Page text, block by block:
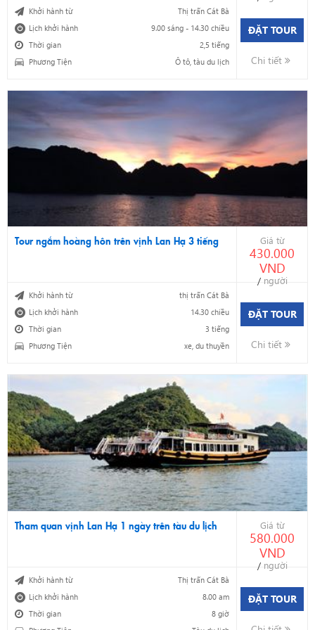
Khởi hành từ
Thị trấn Cát Bà
Lịch khởi hành
9.00 sáng - 14.30 chiều
Thời gian
2,5 tiếng
Phương Tiện
Ô tô, tàu du lịch
ĐẶT TOUR
Chi tiết
Tour ngắm hoàng hôn trên vịnh Lan Hạ 3 tiếng Giá từ
430.000
VND
/ người
Khởi hành từ
thị trấn Cát Bà
Lịch khởi hành
14.30 chiều
Thời gian
3 tiếng
Phương Tiện
xe, du thuyền
ĐẶT TOUR
Chi tiết
Tham quan vịnh Lan Hạ 1 ngày trên tàu du lịch Giá từ
580.000
VND
/ người
Khởi hành từ
Thị trấn Cát Bà
Lịch khởi hành
8.00 am
Thời gian
8 giờ
ĐẶT TOUR